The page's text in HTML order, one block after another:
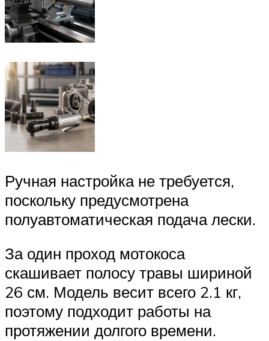
Ручная настройка не требуется,
поскольку предусмотрена
полуавтоматическая подача лески.
За один проход мотокоса
скашивает полосу травы шириной
26 см. Модель весит всего 2.1 кг,
поэтому подходит работы на
протяжении долгого времени.